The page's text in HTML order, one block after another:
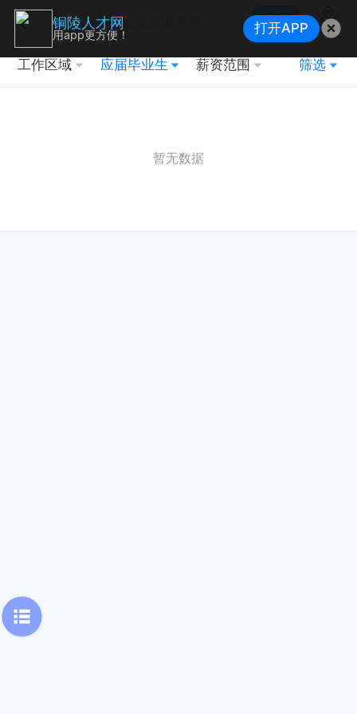
搜索
地图
工作区域 应届毕业生 薪资范围 筛选
暂无数据
铜陵人才网
用app更方便！ 打开APP